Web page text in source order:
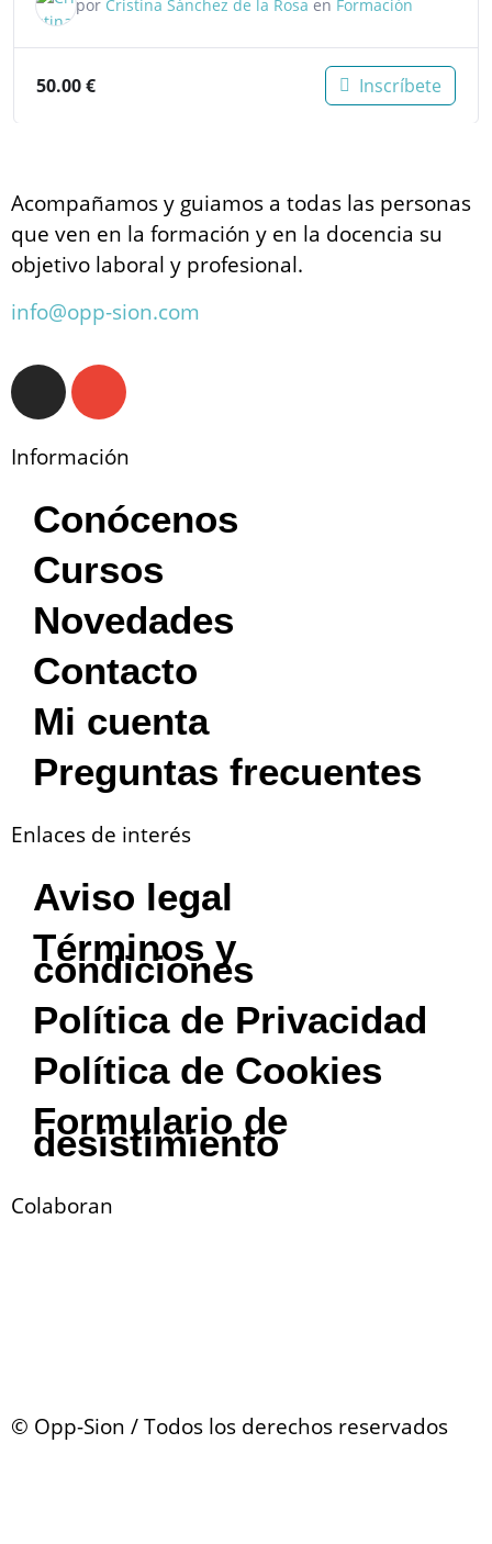
por Cristina Sánchez de la Rosa en Formación
50.00€ Inscríbete
Acompañamos y guiamos a todas las personas
que ven en la formación y en la docencia su
objetivo laboral y profesional.
info@opp-sion.com
Información
Conócenos
Cursos
Novedades
Contacto
Mi cuenta
Preguntas frecuentes
Enlaces de interés
Aviso legal
Términos y
condiciones
Política de Privacidad
Política de Cookies
Formulario de
desistimiento
Colaboran
© Opp-Sion / Todos los derechos reservados